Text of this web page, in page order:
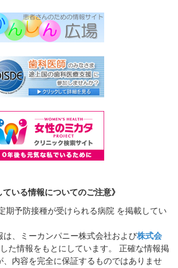
ている情報についてのご注意》
期予防接種が受けられる病院 を掲載してい
は、ミーカンパニー株式会社および株式会
た情報をもとにしています。 正確な情報掲
、内容を完全に保証するものではありませ